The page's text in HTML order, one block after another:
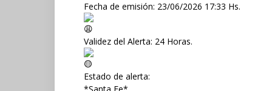
Fecha de emisión: 23/06/2026 17:33 Hs.
Validez del Alerta: 24 Horas.
Estado de alerta: